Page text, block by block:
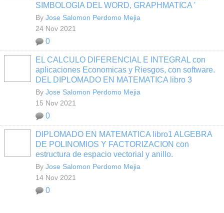
SIMBOLOGIA DEL WORD, GRAPHMATICA '
By Jose Salomon Perdomo Mejia
24 Nov 2021
0
EL CALCULO DIFERENCIAL E INTEGRAL con
aplicaciones Economicas y Riesgos, con software.
DEL DIPLOMADO EN MATEMATICA libro 3
By Jose Salomon Perdomo Mejia
15 Nov 2021
0
DIPLOMADO EN MATEMATICA libro1 ALGEBRA
DE POLINOMIOS Y FACTORIZACION con
estructura de espacio vectorial y anillo.
By Jose Salomon Perdomo Mejia
14 Nov 2021
0